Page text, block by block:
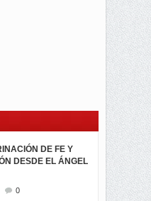
DE FE Y
DESDE EL ÁNGEL
0
DE LA VIRGEN
2024
VUELTA
2023 EN